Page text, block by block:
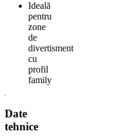
Ideală
pentru
zone
de
divertisment
cu
profil
family
Date
tehnice